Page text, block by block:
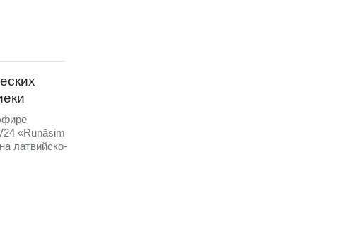
«Runāsim
латвийско-